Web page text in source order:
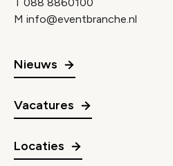
M info@eventbranche.nl
Nieuws
Vacatures
Locaties